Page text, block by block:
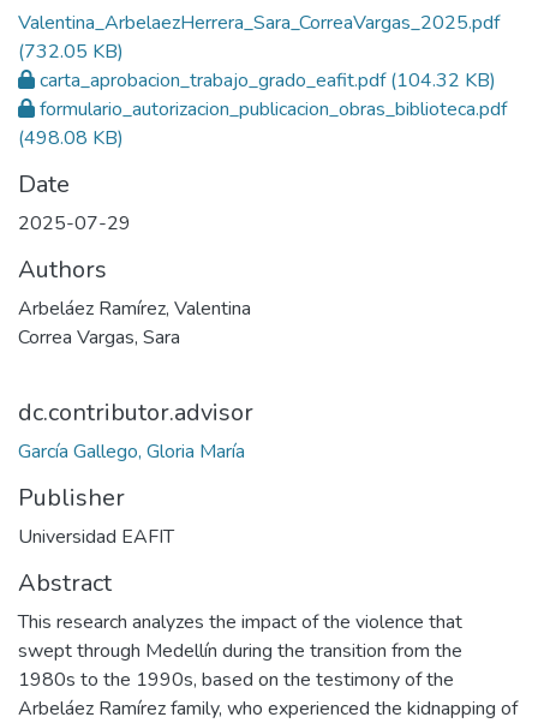
Valentina_ArbelaezHerrera_Sara_CorreaVargas_2025.pdf
(732.05 KB)
carta_aprobacion_trabajo_grado_eafit.pdf(104.32 KB)
formulario_autorizacion_publicacion_obras_biblioteca.pdf
(498.08 KB)
Date
2025-07-29
Authors
Arbeláez Ramírez, Valentina
Correa Vargas, Sara
dc.contributor.advisor
García Gallego, Gloria María
Publisher
Universidad EAFIT
Abstract
This research analyzes the impact of the violence that
swept through Medellín during the transition from the
1980s to the 1990s, based on the testimony of the
Arbeláez Ramírez family, who experienced the kidnapping of